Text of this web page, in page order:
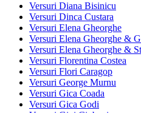
Versuri Diana Bisinicu
Versuri Dinca Custara
Versuri Elena Gheorghe
Versuri Elena Gheorghe &
Versuri Elena Gheorghe &
Versuri Florentina Costea
Versuri Flori Caragop
Versuri George Murnu
Versuri Gica Coada
Versuri Gica Godi